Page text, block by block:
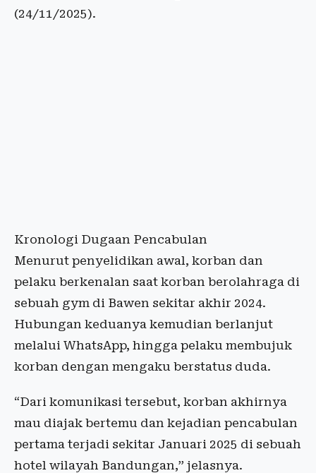
(24/11/2025).
Kronologi Dugaan Pencabulan
Menurut penyelidikan awal, korban dan
pelaku berkenalan saat korban berolahraga di
sebuah gym di Bawen sekitar akhir 2024.
Hubungan keduanya kemudian berlanjut
melalui WhatsApp, hingga pelaku membujuk
korban dengan mengaku berstatus duda.
“Dari komunikasi tersebut, korban akhirnya
mau diajak bertemu dan kejadian pencabulan
pertama terjadi sekitar Januari 2025 di sebuah
hotel wilayah Bandungan,” jelasnya.